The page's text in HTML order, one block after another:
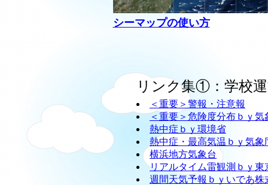
シーマップの使い方
リンク集①：学校
＜重要＞警報・注意報
＜重要＞危険度分布ｂｙ気
熱中症ｂｙ環境省
熱中症・最高気温ｂｙ気象
横浜地方気象台
リアルタイム雷観測ｂｙ東
週間天気予報ｂｙいであ株